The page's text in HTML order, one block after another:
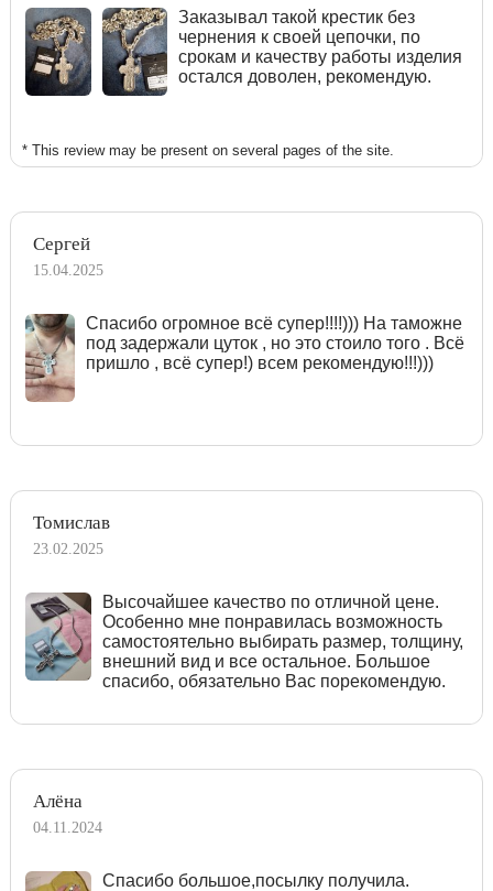
Заказывал такой крестик без
чернения к своей цепочки, по
срокам и качеству работы изделия
остался доволен, рекомендую.
* This review may be present on several pages of the site.
Сергей
15.04.2025
Спасибо огромное всё супер!!!!))) На таможне
под задержали цуток , но это стоило того . Всё
пришло , всё супер!) всем рекомендую!!!)))
Томислав
23.02.2025
Высочайшее качество по отличной цене.
Особенно мне понравилась возможность
самостоятельно выбирать размер, толщину,
внешний вид и все остальное. Большое
спасибо, обязательно Вас порекомендую.
Алёна
04.11.2024
Спасибо большое,посылку получила.